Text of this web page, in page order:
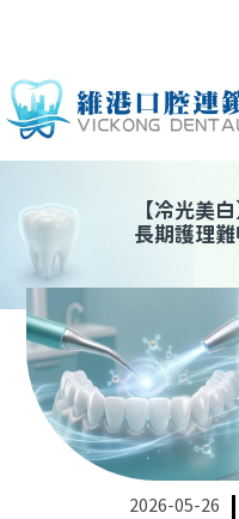
【冷光美白
長期護理
2026-05-26